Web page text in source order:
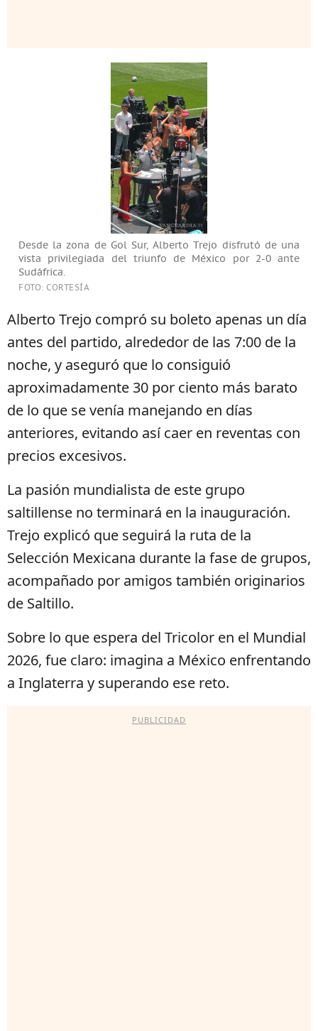
Desde la zona de Gol Sur, Alberto Trejo disfrutó de una
vista privilegiada del triunfo de México por 2-0 ante
Sudáfrica.
FOTO: CORTESÍA
Alberto Trejo compró su boleto apenas un día
antes del partido, alrededor de las 7:00 de la
noche, y aseguró que lo consiguió
aproximadamente 30 por ciento más barato
de lo que se venía manejando en días
anteriores, evitando así caer en reventas con
precios excesivos.
La pasión mundialista de este grupo
saltillense no terminará en la inauguración.
Trejo explicó que seguirá la ruta de la
Selección Mexicana durante la fase de grupos,
acompañado por amigos también originarios
de Saltillo.
Sobre lo que espera del Tricolor en el Mundial
2026, fue claro: imagina a México enfrentando
a Inglaterra y superando ese reto.
PUBLICIDAD